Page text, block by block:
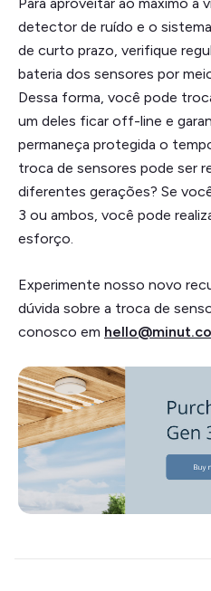
detector de ruído e o
de curto prazo, verifique
bateria dos sensores por
Dessa forma, você pode
um deles ficar off-line e
permaneça protegida o
troca de sensores pode ser
diferentes gerações? Se
3 ou ambos, você pode
esforço.
Experimente nosso novo
dúvida sobre a troca de
conosco em